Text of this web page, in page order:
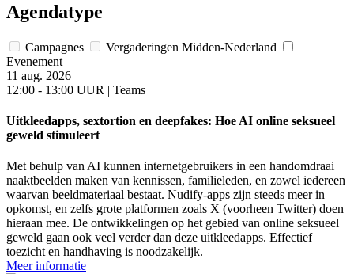
Agendatype
Campagnes
Vergaderingen Midden-Nederland
Evenement
11 aug. 2026
12:00 - 13:00 UUR | Teams
Uitkleedapps, sextortion en deepfakes: Hoe AI online seksueel
geweld stimuleert
Met behulp van AI kunnen internetgebruikers in een handomdraai
naaktbeelden maken van kennissen, familieleden, en zowel iedereen
waarvan beeldmateriaal bestaat. Nudify-apps zijn steeds meer in
opkomst, en zelfs grote platformen zoals X (voorheen Twitter) doen
hieraan mee. De ontwikkelingen op het gebied van online seksueel
geweld gaan ook veel verder dan deze uitkleedapps. Effectief
toezicht en handhaving is noodzakelijk.
Meer informatie